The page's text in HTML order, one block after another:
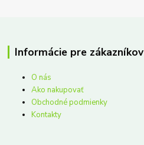
Informácie pre zákazníkov
O nás
Ako nakupovať
Obchodné podmienky
Kontakty